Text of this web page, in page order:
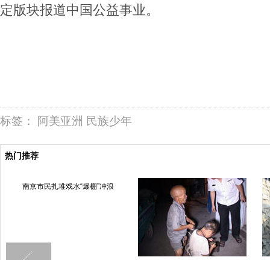
定版块报道中国公益事业。
标签： 阿美亚洲 民族少年
热门推荐
南京市民扎堆戏水“爆棚”冲浪